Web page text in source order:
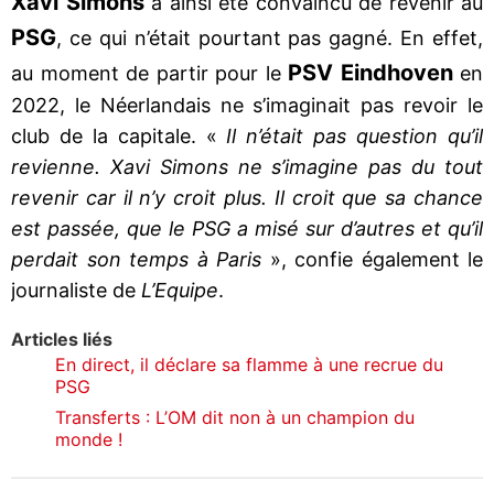
PSG, ce qui n’était pourtant pas gagné. En effet,
au moment de partir pour le PSV Eindhovenen
2022, le Néerlandais ne s’imaginait pas revoir le
club de la capitale. « Il n’était pas question qu’il
revienne. Xavi Simons ne s’imagine pas du tout
revenir car il n’y croit plus. Il croit que sa chance
est passée, que le PSG a misé sur d’autres et qu’il
perdait son temps à Paris », confie également le
journaliste de L’Equipe.
Articles liés
En direct, il déclare sa flamme à une recrue du
PSG
Transferts : L’OM dit non à un champion du
monde !